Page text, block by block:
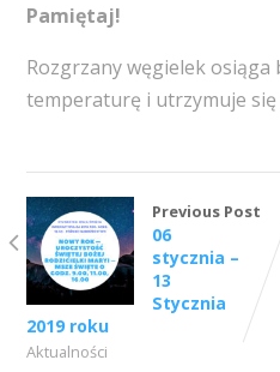
Pamiętaj!
Rozgrzany węgielek osiąga
temperaturę i utrzymuje się
Previous Post
06
stycznia –
13
Stycznia
2019 roku
Aktualności